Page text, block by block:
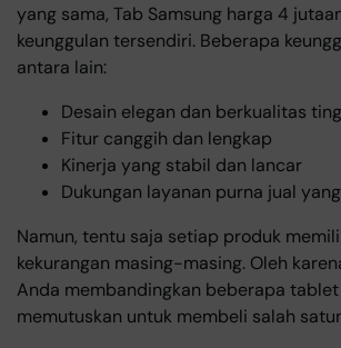
yang sama, Tab Samsung harga 4
keunggulan tersendiri. Beberapa
antara lain:
Desain elegan dan berkualitas
Fitur canggih dan lengkap
Kinerja yang stabil dan lancar
Dukungan layanan purna jual
Namun, tentu saja setiap produk
kekurangan masing-masing. Oleh
Anda membandingkan beberapa
memutuskan untuk membeli salah